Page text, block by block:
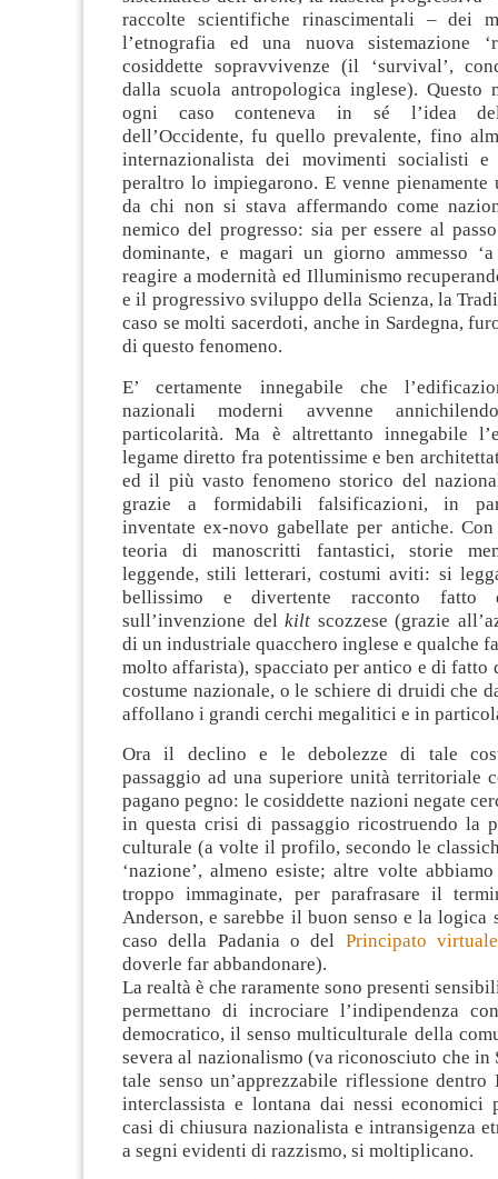
raccolte scientifiche rinascimentali – dei
l’etnografia ed una nuova sistemazione
cosiddette sopravvivenze (il ‘survival’,
dalla scuola antropologica inglese). Questo
ogni caso conteneva in sé l’idea
dell’Occidente, fu quello prevalente, fino
internazionalista dei movimenti socialisti e
peraltro lo impiegarono. E venne pienamente
da chi non si stava affermando come
nemico del progresso: sia per essere al
dominante, e magari un giorno ammesso
reagire a modernità ed Illuminismo
e il progressivo sviluppo della Scienza, la
caso se molti sacerdoti, anche in Sardegna,
di questo fenomeno.
E’ certamente innegabile che
nazionali moderni avvenne
particolarità. Ma è altrettanto innegabile
legame diretto fra potentissime e ben
ed il più vasto fenomeno storico del
grazie a formidabili falsificazioni, in
inventate ex-novo gabellate per antiche.
teoria di manoscritti fantastici, storie
leggende, stili letterari, costumi aviti: si
bellissimo e divertente racconto fatto
sull’invenzione del kilt scozzese (grazie
di un industriale quacchero inglese e qualche
molto affarista), spacciato per antico e di fatto
costume nazionale, o le schiere di druidi che
affollano i grandi cerchi megalitici e in
Ora il declino e le debolezze di tale
passaggio ad una superiore unità territoriale
pagano pegno: le cosiddette nazioni negate
in questa crisi di passaggio ricostruendo la
culturale (a volte il profilo, secondo le
‘nazione’, almeno esiste; altre volte
troppo immaginate, per parafrasare il
Anderson, e sarebbe il buon senso e la logica
caso della Padania o del Principato
doverle far abbandonare).
La realtà è che raramente sono presenti
permettano di incrociare l’indipendenza
democratico, il senso multiculturale della
severa al nazionalismo (va riconosciuto che in
tale senso un’apprezzabile riflessione dentro
interclassista e lontana dai nessi
casi di chiusura nazionalista e intransigenza
a segni evidenti di razzismo, si moltiplicano.